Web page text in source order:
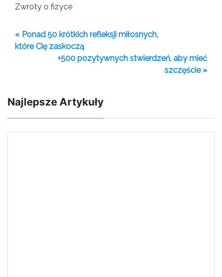
Zwroty o fizyce
« Ponad 50 krótkich refleksji miłosnych,
które Cię zaskoczą
+500 pozytywnych stwierdzeń, aby mieć
szczęście »
Najlepsze Artykuły